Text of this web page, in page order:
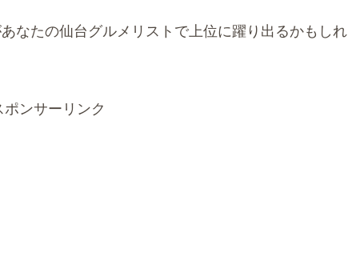
なたの仙台グルメリストで上位に躍り出るかもしれ
ポンサーリンク